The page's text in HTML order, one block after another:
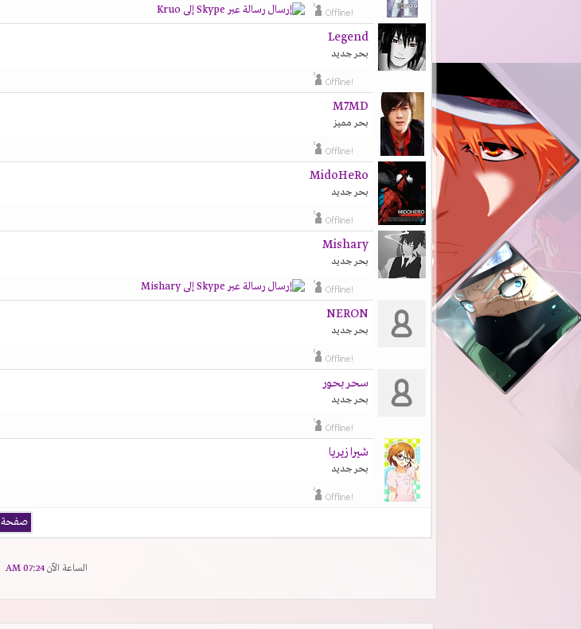
Legend
بحر جديد
M7MD
بحر مميز
MidoHeRo
بحر جديد
Mishary
بحر جديد
NERON
بحر جديد
سحر بحور
بحر جديد
شيرا زيريا
بحر جديد
صفحة 3 من 5
الساعة الآن07:24 AM